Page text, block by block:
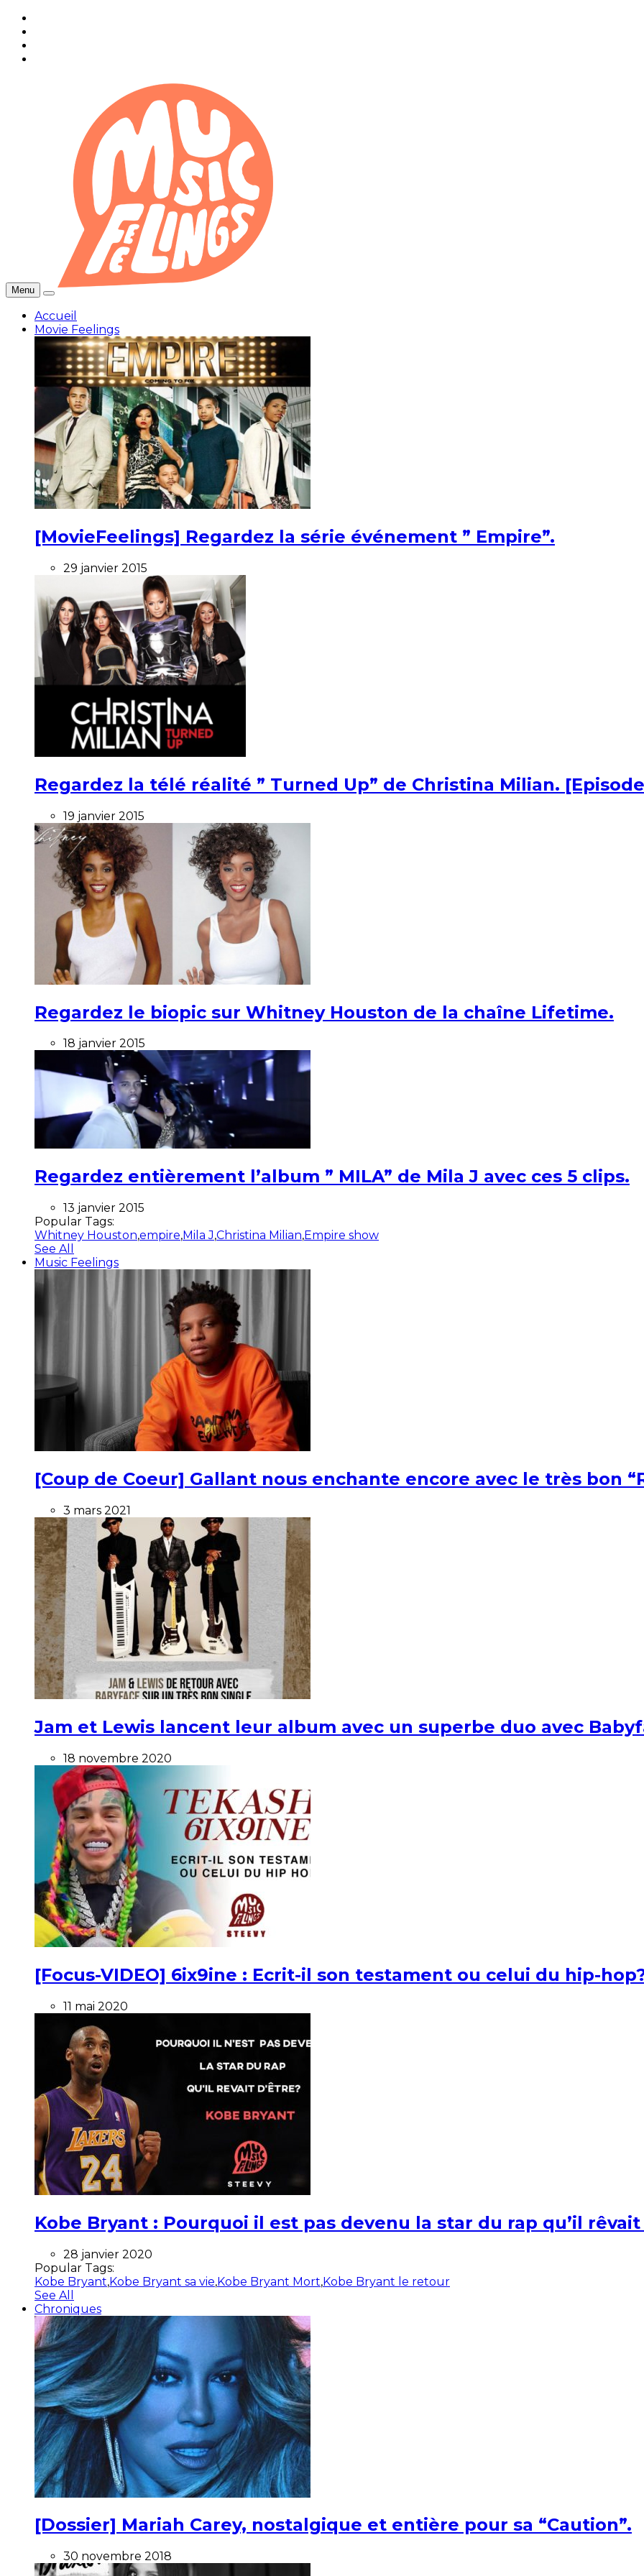
Menu
Accueil
Movie Feelings
[MovieFeelings] Regardez la série événement ” Empire”.
29 janvier 2015
Regardez la télé réalité ” Turned Up” de Christina Milian.
19 janvier 2015
Regardez le biopic sur Whitney Houston de la chaîne Lifetime.
18 janvier 2015
Regardez entièrement l’album ” MILA” de Mila J avec ces 5 clips.
13 janvier 2015
Popular Tags:
Whitney Houston,empire,Mila J,Christina Milian,Empire show
See All
Music Feelings
[Coup de Coeur] Gallant nous enchante encore avec le très bon
3 mars 2021
Jam et Lewis lancent leur album avec un superbe duo avec
18 novembre 2020
[Focus-VIDEO] 6ix9ine : Ecrit-il son testament ou celui du hip-
11 mai 2020
Kobe Bryant : Pourquoi il est pas devenu la star du rap qu’il rêvait
28 janvier 2020
Popular Tags:
Kobe Bryant,Kobe Bryant sa vie,Kobe Bryant Mort,Kobe Bryant le retour
See All
Chroniques
[Dossier] Mariah Carey, nostalgique et entière pour sa “Caution”.
30 novembre 2018